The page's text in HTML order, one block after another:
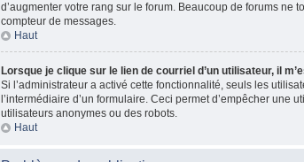
d’augmenter votre rang sur le forum. Beaucoup de forums
compteur de messages.
Haut
Lorsque je clique sur le lien de courriel d’un utilisateur, il
Si l’administrateur a activé cette fonctionnalité, seuls les
l’intermédiaire d’un formulaire. Ceci permet d’empêcher
utilisateurs anonymes ou des robots.
Haut